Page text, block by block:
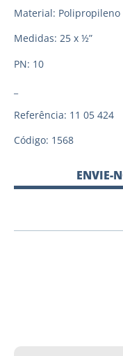
Material: Polipropileno
Medidas: 25 x ½”
PN: 10
Referência: 11 05 424
Código: 1568
ENVIE-